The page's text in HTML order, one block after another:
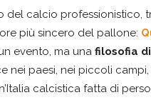
del calcio professionistico,
più sincero del pallone:
evento, ma una filosofia
nei paesi, nei piccoli
calcistica fatta di